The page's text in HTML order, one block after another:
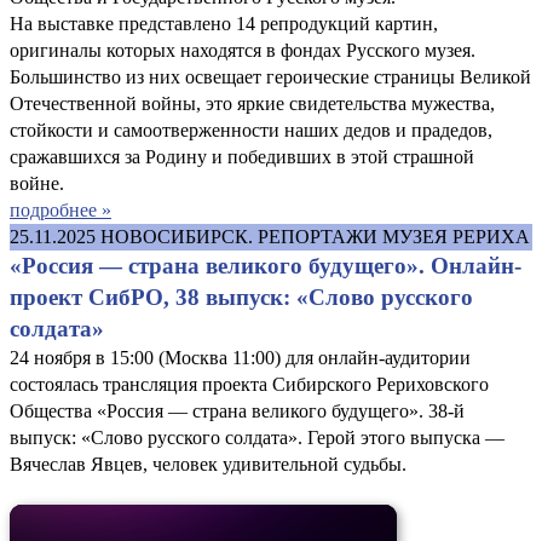
На выставке представлено 14 репродукций картин,
оригиналы которых находятся в фондах Русского музея.
Большинство из них освещает героические страницы Великой
Отечественной войны, это яркие свидетельства мужества,
стойкости и самоотверженности наших дедов и прадедов,
сражавшихся за Родину и победивших в этой страшной
войне.
подробнее »
25.11.2025 НОВОСИБИРСК. РЕПОРТАЖИ МУЗЕЯ РЕРИХА
«Россия — страна великого будущего». Онлайн-
проект СибРО, 38 выпуск: «Слово русского
солдата»
24 ноября в 15:00 (Москва 11:00) для онлайн-аудитории
состоялась трансляция проекта Сибирского Рериховского
Общества «Россия — страна великого будущего». 38-й
выпуск: «Слово русского солдата». Герой этого выпуска —
Вячеслав Явцев, человек удивительной судьбы.